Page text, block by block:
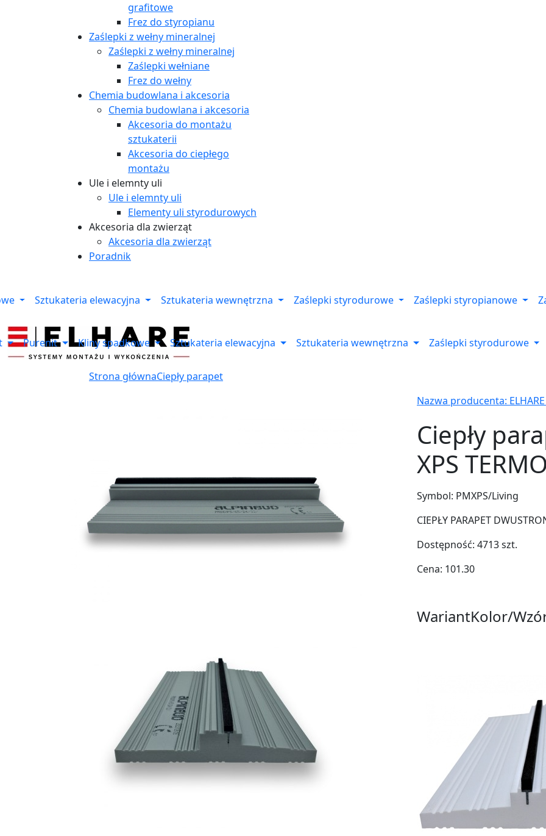
grafitowe
Frez do styropianu
Zaślepki z wełny mineralnej
Zaślepki z wełny mineralnej
Zaślepki wełniane
Frez do wełny
Chemia budowlana i akcesoria
Chemia budowlana i akcesoria
Akcesoria do montażu
sztukaterii
Akcesoria do ciepłego
montażu
Ule i elemnty uli
Ule i elemnty uli
Elementy uli styrodurowych
Akcesoria dla zwierząt
Akcesoria dla zwierząt
Poradnik
Sztukateria elewacyjna Sztukateria wewnętrzna Zaślepki styrodurowe Zaślepki styropianowe
Purenit Kliny spadkowe Sztukateria elewacyjna Sztukateria wewnętrzna Zaślepki styrodurowe
Strona głównaCiepły parapet
Nazwa producenta: ELHARE
Ciepły
XPS
Symbol: PMXPS/Living
CIEPŁY PARAPET
Dostępność: 4713szt.
Cena: 101.30
WariantKolor/